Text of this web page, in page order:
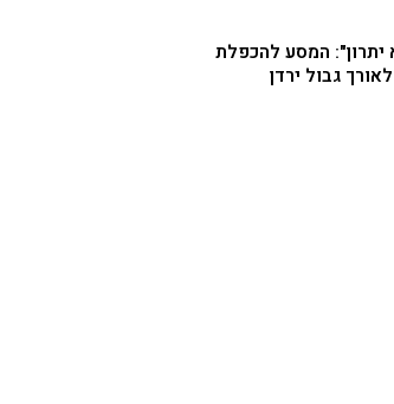
יתרון": המסע להכפלת
גבול ירדן